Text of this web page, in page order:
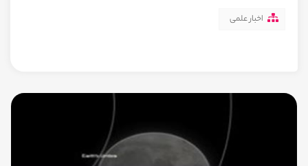
اخبار علمی